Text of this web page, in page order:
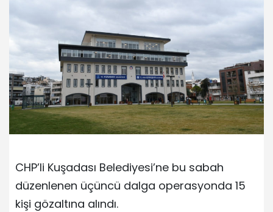
CHP’li Kuşadası Belediyesi’ne bu sabah
düzenlenen üçüncü dalga operasyonda 15
kişi gözaltına alındı.